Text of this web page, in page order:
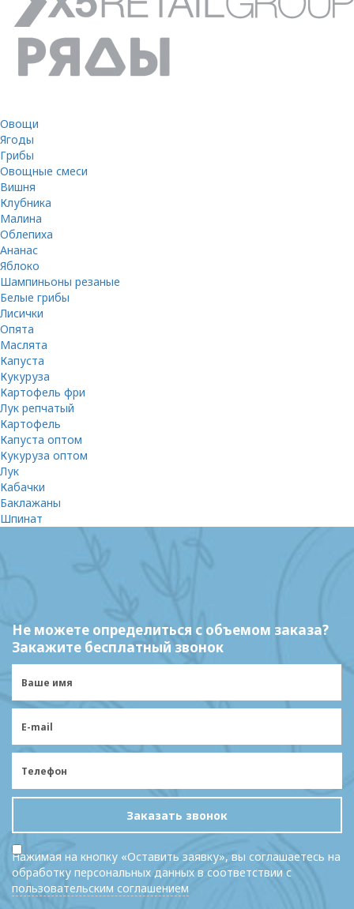
Овощи
Ягоды
Грибы
Овощные смеси
Вишня
Клубника
Малина
Облепиха
Ананас
Яблоко
Шампиньоны резаные
Белые грибы
Лисички
Опята
Маслята
Капуста
Кукуруза
Картофель фри
Лук репчатый
Картофель
Капуста оптом
Кукуруза оптом
Лук
Кабачки
Баклажаны
Шпинат
Не можете определиться с объемом заказа?
Закажите бесплатный звонок
Заказать звонок
Нажимая на кнопку «Оставить заявку», вы соглашаетесь на
обработку персональных данных в соответствии с
пользовательским соглашением